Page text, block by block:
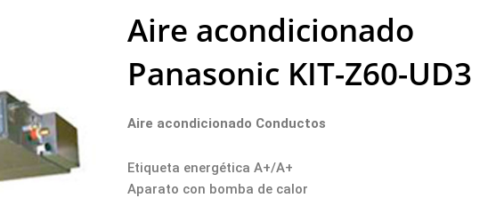
Aire acondicionado
Panasonic KIT-Z60-UD3
Aire acondicionado Conductos
Etiqueta energética A+/A+
Aparato con bomba de calor